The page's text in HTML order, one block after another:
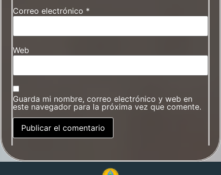
Correo electrónico *
Web
Guarda mi nombre, correo electrónico y web en
este navegador para la próxima vez que comente.